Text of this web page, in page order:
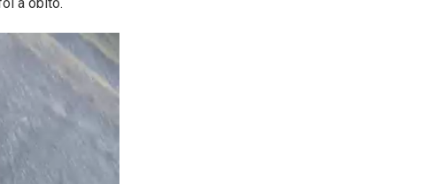
a óbito.